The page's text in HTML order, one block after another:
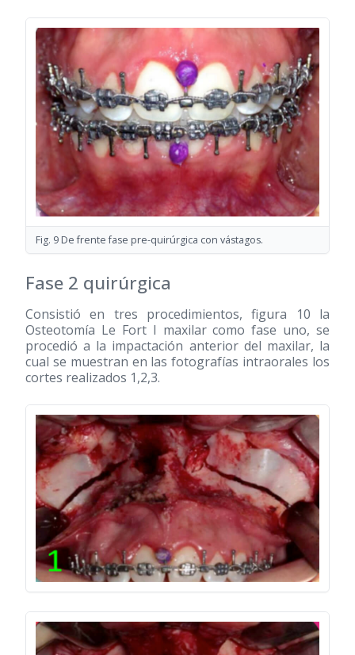
Fig. 9 De frente fase pre-quirúrgica con vástagos.
Fase 2 quirúrgica
Consistió en tres procedimientos, figura 10 la
Osteotomía Le Fort I maxilar como fase uno, se
procedió a la impactación anterior del maxilar, la
cual se muestran en las fotografías intraorales los
cortes realizados 1,2,3.